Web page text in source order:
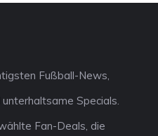
Fußball-News,
Specials.
Fan-Deals, die